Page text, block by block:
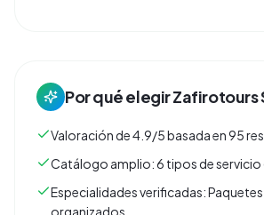
Por qué elegirZafirotours
Valoración de 4.9/5 basada en 95
Catálogo amplio: 6 tipos de servicio
Especialidades verificadas:
organizados….